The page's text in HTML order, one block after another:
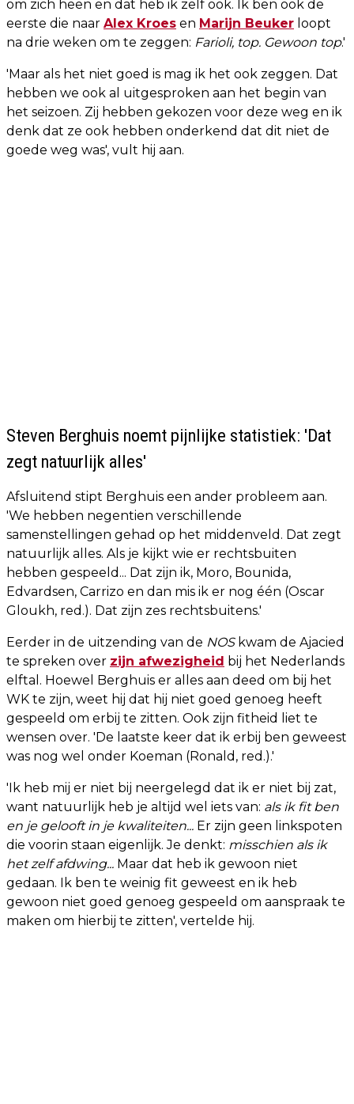
om zich heen en dat heb ik zelf ook. Ik ben ook de
eerste die naar Alex Kroes en Marijn Beuker loopt
na drie weken om te zeggen: Farioli, top. Gewoon top.'
'Maar als het niet goed is mag ik het ook zeggen. Dat
hebben we ook al uitgesproken aan het begin van
het seizoen. Zij hebben gekozen voor deze weg en ik
denk dat ze ook hebben onderkend dat dit niet de
goede weg was', vult hij aan.
Steven Berghuis noemt pijnlijke statistiek: 'Dat
zegt natuurlijk alles'
Afsluitend stipt Berghuis een ander probleem aan.
'We hebben negentien verschillende
samenstellingen gehad op het middenveld. Dat zegt
natuurlijk alles. Als je kijkt wie er rechtsbuiten
hebben gespeeld... Dat zijn ik, Moro, Bounida,
Edvardsen, Carrizo en dan mis ik er nog één (Oscar
Gloukh, red.). Dat zijn zes rechtsbuitens.'
Eerder in de uitzending van de NOSkwam de Ajacied
te spreken over zijn afwezigheid bij het Nederlands
elftal. Hoewel Berghuis er alles aan deed om bij het
WK te zijn, weet hij dat hij niet goed genoeg heeft
gespeeld om erbij te zitten. Ook zijn fitheid liet te
wensen over. 'De laatste keer dat ik erbij ben geweest
was nog wel onder Koeman (Ronald, red.).'
'Ik heb mij er niet bij neergelegd dat ik er niet bij zat,
want natuurlijk heb je altijd wel iets van: als ik fit ben
en je gelooft in je kwaliteiten... Er zijn geen linkspoten
die voorin staan eigenlijk. Je denkt: misschien als ik
het zelf afdwing... Maar dat heb ik gewoon niet
gedaan. Ik ben te weinig fit geweest en ik heb
gewoon niet goed genoeg gespeeld om aanspraak te
maken om hierbij te zitten', vertelde hij.